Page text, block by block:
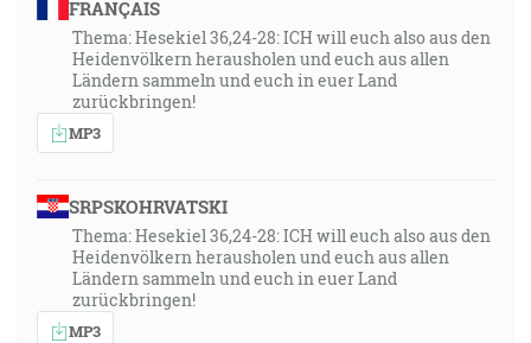
FRANÇAIS
Thema: Hesekiel 36,24-28: ICH will euch also aus den
Heidenvölkern herausholen und euch aus allen
Ländern sammeln und euch in euer Land
zurückbringen!
MP3
SRPSKOHRVATSKI
Thema: Hesekiel 36,24-28: ICH will euch also aus den
Heidenvölkern herausholen und euch aus allen
Ländern sammeln und euch in euer Land
zurückbringen!
MP3